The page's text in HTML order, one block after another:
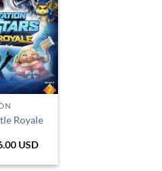
Royale
USDEl
actual